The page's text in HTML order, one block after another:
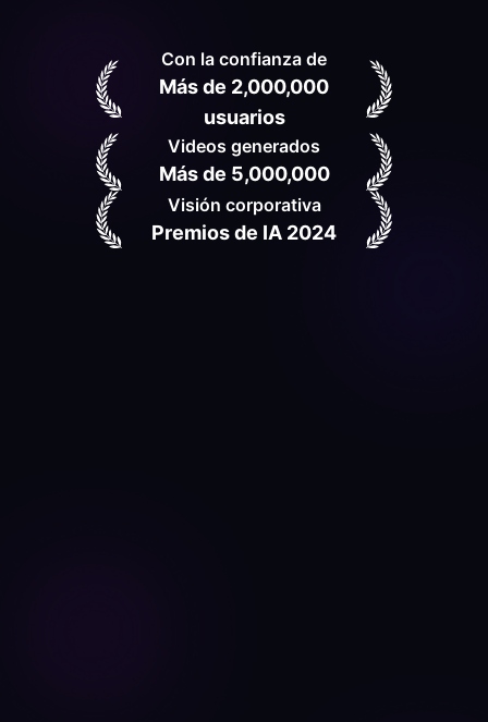
Con la confianza de
Más de 2,000,000
usuarios
Videos generados
Más de 5,000,000
Visión corporativa
Premios de IA 2024